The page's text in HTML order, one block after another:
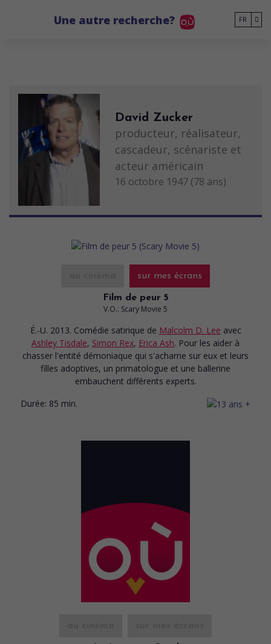
Une autre recherche? FR
David Zucker
producteur, réalisateur,
cascadeur, scénariste et
acteur américain
16 octobre 1947 (78 ans)
sur mes écrans
Film de peur 5
V.O.: Scary Movie 5
É.-U. 2013. Comédie satirique de Malcolm D. Lee avec
Ashley Tisdale, Simon Rex, Erica Ash. Pour les aider à
chasser l'entité démoniaque qui s'acharne sur eux et leurs
filles adoptives, un primatologue et une ballerine
embauchent différents experts.
Durée: 85 min.